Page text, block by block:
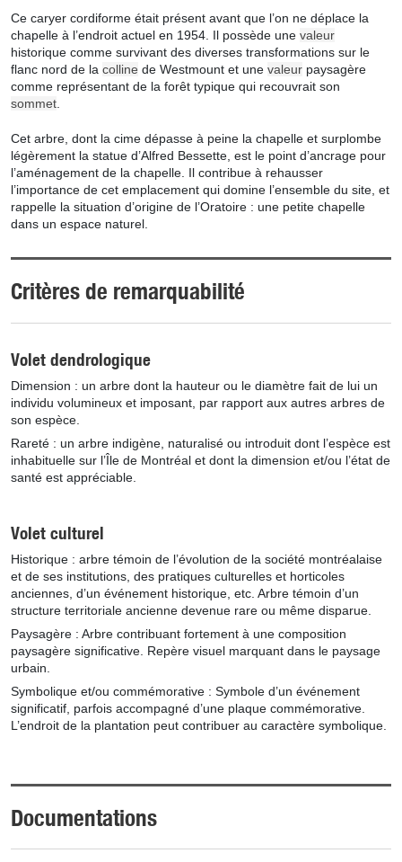
Ce caryer cordiforme était présent avant que l’on ne déplace la
chapelle à l’endroit actuel en 1954. Il possède une valeur
historique comme survivant des diverses transformations sur le
flanc nord de la colline de Westmount et une valeur paysagère
comme représentant de la forêt typique qui recouvrait son
sommet
Cet arbre, dont la cime dépasse à peine la chapelle et surplombe
légèrement la statue d’Alfred Bessette, est le point d’ancrage pour
l’aménagement de la chapelle. Il contribue à rehausser
l’importance de cet emplacement qui domine l’ensemble du site, et
rappelle la situation d’origine de l’Oratoire : une petite chapelle
dans un espace naturel.
Critères de remarquabilité
Volet dendrologique
Dimension : un arbre dont la hauteur ou le diamètre fait de lui un
individu volumineux et imposant, par rapport aux autres arbres de
son espèce.
Rareté : un arbre indigène, naturalisé ou introduit dont l’espèce est
inhabituelle sur l’Île de Montréal et dont la dimension et/ou l’état de
santé est appréciable.
Volet culturel
Historique : arbre témoin de l’évolution de la société montréalaise
et de ses institutions, des pratiques culturelles et horticoles
anciennes, d’un événement historique, etc. Arbre témoin d’un
structure territoriale ancienne devenue rare ou même disparue.
Paysagère : Arbre contribuant fortement à une composition
paysagère significative. Repère visuel marquant dans le paysage
urbain.
Symbolique et/ou commémorative : Symbole d’un événement
significatif, parfois accompagné d’une plaque commémorative.
L’endroit de la plantation peut contribuer au caractère symbolique.
Documentations